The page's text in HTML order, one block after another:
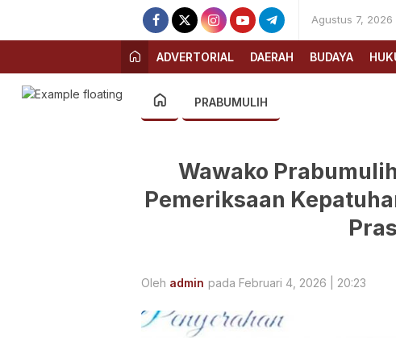
Agustus 7, 2026
ADVERTORIAL DAERAH BUDAYA
PRABUMULIH
Wawako
Pemeriksaan
Oleh admin pada Februari 4, 2026 | 20:23